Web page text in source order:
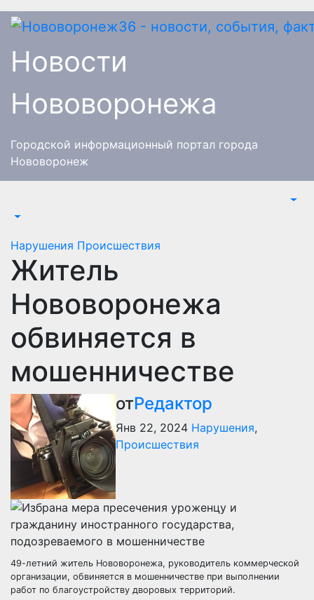
Перейти
Новости
Нововоронежа
Городской информационный портал города
Нововоронеж
Нарушения Происшествия
Житель
Нововоронежа
обвиняется в
мошенничестве
отРедактор
Янв 22, 2024 Нарушения,
Происшествия
49-летний житель Нововоронежа, руководитель коммерческой
организации, обвиняется в мошенничестве при выполнении
работ по благоустройству дворовых территорий.